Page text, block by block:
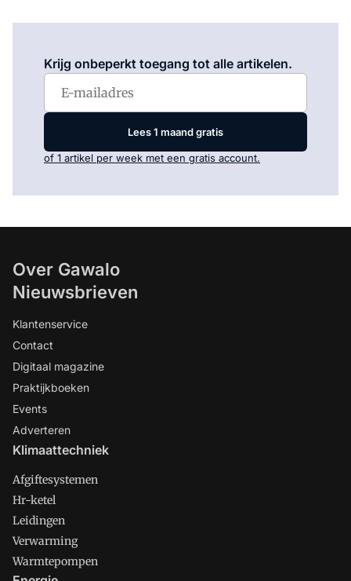
Krijg onbeperkt toegang tot alle artikelen.
Lees 1 maand gratis
of 1 artikel per week met een gratis account.
Over Gawalo
Nieuwsbrieven
Klantenservice
Contact
Digitaal magazine
Praktijkboeken
Events
Adverteren
Klimaattechniek
Afgiftesystemen
Hr-ketel
Leidingen
Verwarming
Warmtepompen